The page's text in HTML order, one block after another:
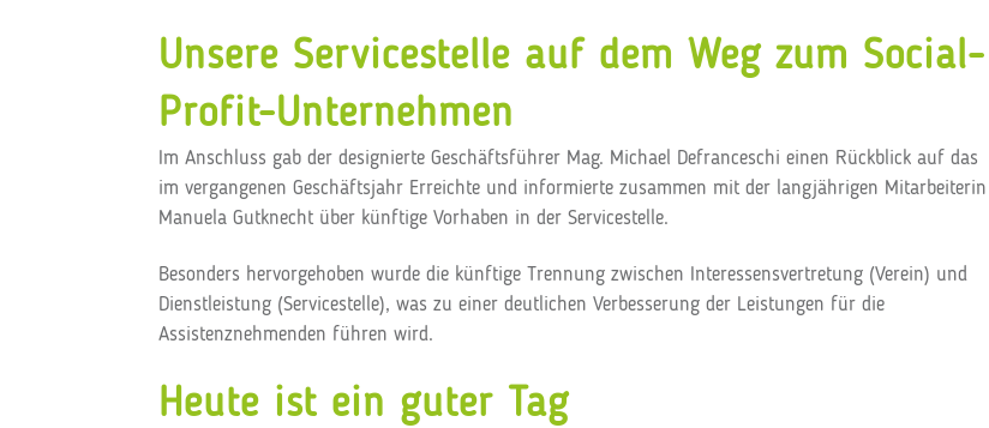
Unsere Servicestelle auf dem Weg zum Social-
Profit-Unternehmen
Im Anschluss gab der designierte Geschäftsführer Mag. Michael Defranceschi einen Rückblick auf das
im vergangenen Geschäftsjahr Erreichte und informierte zusammen mit der langjährigen Mitarbeiterin
Manuela Gutknecht über künftige Vorhaben in der Servicestelle.
Besonders hervorgehoben wurde die künftige Trennung zwischen Interessensvertretung (Verein) und
Dienstleistung (Servicestelle), was zu einer deutlichen Verbesserung der Leistungen für die
Assistenznehmenden führen wird.
Heute ist ein guter Tag